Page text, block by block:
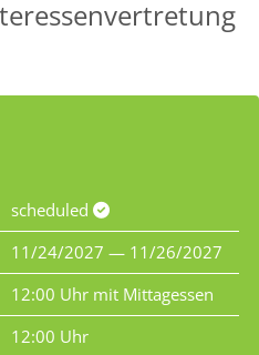
scheduled
11/24/2027 — 11/26/2027
12:00 Uhr mit Mittagessen
12:00 Uhr